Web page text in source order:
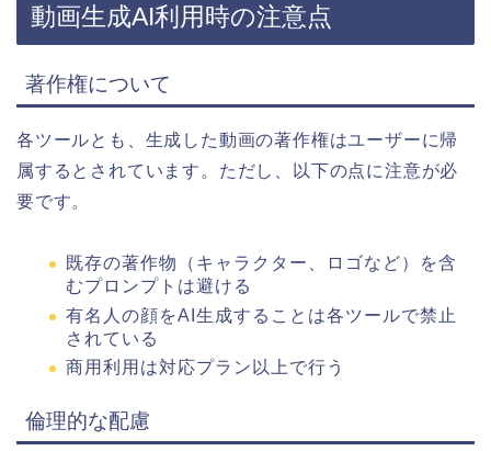
動画生成AI利用時の注意点
著作権について
各ツールとも、生成した動画の著作権はユーザーに帰
属するとされています。ただし、以下の点に注意が必
要です。
既存の著作物（キャラクター、ロゴなど）を含
むプロンプトは避ける
有名人の顔をAI生成することは各ツールで禁止
されている
商用利用は対応プラン以上で行う
倫理的な配慮